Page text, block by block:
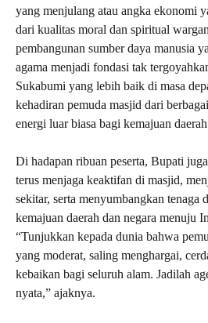
yang menjulang atau angka ekonomi
dari kualitas moral dan spiritual
pembangunan sumber daya manusia
agama menjadi fondasi tak
Sukabumi yang lebih baik di masa
kehadiran pemuda masjid dari
energi luar biasa bagi kemajuan
Di hadapan ribuan peserta, Bupati
terus menjaga keaktifan di masjid,
sekitar, serta menyumbangkan tenaga
kemajuan daerah dan negara menuju
“Tunjukkan kepada dunia bahwa
yang moderat, saling menghargai,
kebaikan bagi seluruh alam. Jadilah
nyata,” ajaknya.